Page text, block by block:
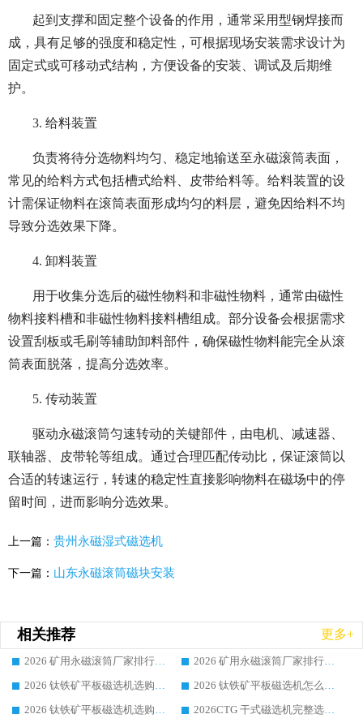
起到支撑和固定整个设备的作用，通常采用型钢焊接而
成，具有足够的强度和稳定性，可根据现场安装需求设计为
固定式或可移动式结构，方便设备的安装、调试及后期维
护。
3. 给料装置
负责将待分选物料均匀、稳定地输送至永磁滚筒表面，
常见的给料方式包括槽式给料、皮带给料等。给料装置的设
计需保证物料在滚筒表面形成均匀的料层，避免因给料不均
导致分选效果下降。
4. 卸料装置
用于收集分选后的磁性物料和非磁性物料，通常由磁性
物料接料槽和非磁性物料接料槽组成。部分设备会根据需求
设置刮板或毛刷等辅助卸料部件，确保磁性物料能完全从滚
筒表面脱落，提高分选效率。
5. 传动装置
驱动永磁滚筒匀速转动的关键部件，由电机、减速器、
联轴器、皮带轮等组成。通过合理匹配传动比，保证滚筒以
合适的转速运行，转速的稳定性直接影响物料在磁场中的停
留时间，进而影响分选效果。
上一篇： 贵州永磁湿式磁选机
下一篇： 山东永磁滚筒磁块安装
相关推荐 更多+
2026 矿用永磁滚筒厂家排行榜选购干货指南 行业口碑标杆华体会手机网页版-华体会(中国) 实力出众
2026 矿用永磁滚筒厂家排行榜选购指南，行业口碑领域强者华体会手机网页版-华体会(中国)
2026 钛铁矿平板磁选机选购全攻略 市场公认优质品牌厂家实力排行榜
2026 钛铁矿平板磁选机怎么选 靠谱生产企业实力排行榜选购参考攻略
2026 钛铁矿平板磁选机选购指南 行业口碑优选品牌生产企业实力排行榜
2026CTG 干式磁选机完整选购指南 行业口碑顶尖靠谱生产龙头厂家实力推荐